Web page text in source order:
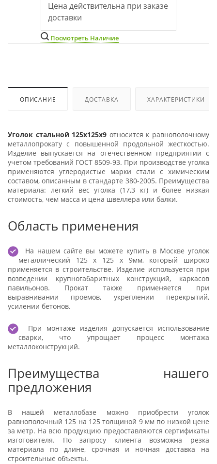
Цена действительна при заказе
доставки
Посмотреть Наличие
ОПИСАНИЕ ДОСТАВКА ХАРАКТЕРИСТИКИ
Уголок стальной 125x125x9 относится к равнополочному
металлопрокату с повышенной продольной жесткостью.
Изделие выпускается на отечественном предприятии с
учетом требований ГОСТ 8509-93. При производстве уголка
применяются углеродистые марки стали с химическим
составом, описанным в стандарте 380-2005. Преимущества
материала: легкий вес уголка (17,3 кг) и более низкая
стоимость, чем масса и цена швеллера или балки.
Область применения
На нашем сайте вы можете купить в Москве уголок
металлический 125 x 125 x 9мм, который широко
применяется в строительстве. Изделие используется при
возведении крупногабаритных конструкций, каркасов
павильонов. Прокат также применяется при
выравнивании проемов, укреплении перекрытий,
усилении бетонов.
При монтаже изделия допускается использование
сварки, что упрощает процесс монтажа
металлоконструкций.
Преимущества нашего
предложения
В нашей металлобазе можно приобрести уголок
равнополочный 125 на 125 толщиной 9 мм по низкой цене
за метр. На всю продукцию предоставляются сертификаты
изготовителя. По запросу клиента возможна резка
материала по длине, срочная и ночная доставка на
строительные объекты.